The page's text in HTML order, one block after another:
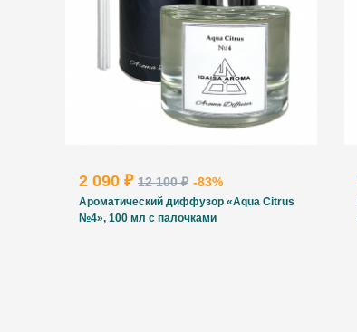
2 090 ₽ 12 100 ₽ -83%
Ароматический диффузор «Aqua Citrus
№4», 100 мл с палочками